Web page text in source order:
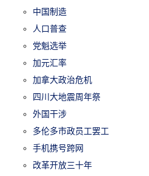
中国制造
人口普查
党魁选举
加元汇率
加拿大政治危机
四川大地震周年祭
外国干涉
多伦多市政员工罢工
手机携号跨网
改革开放三十年